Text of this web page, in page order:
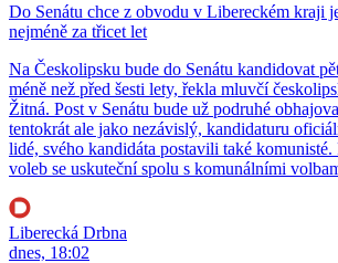
Do Senátu chce z obvodu v Libereckém kraji
nejméně za třicet let
Na Českolipsku bude do Senátu kandidovat
méně než před šesti lety, řekla mluvčí
Žitná. Post v Senátu bude už podruhé
tentokrát ale jako nezávislý, kandidaturu
lidé, svého kandidáta postavili také
voleb se uskuteční spolu s komunálními
Liberecká Drbna
dnes, 18:02